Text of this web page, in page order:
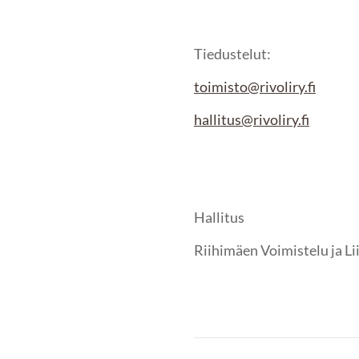
Tiedustelut:
toimisto@rivoliry.fi
hallitus@rivoliry.fi
Hallitus
Riihimäen Voimistelu ja